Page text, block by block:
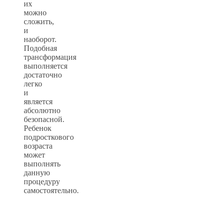
их
можно
сложить,
и
наоборот.
Подобная
трансформация
выполняется
достаточно
легко
и
является
абсолютно
безопасной.
Ребенок
подросткового
возраста
может
выполнять
данную
процедуру
самостоятельно.